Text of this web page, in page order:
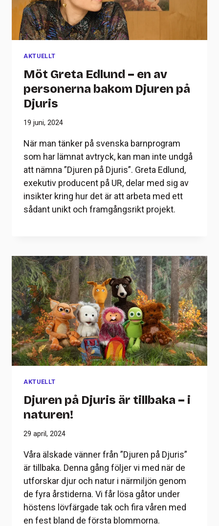
AKTUELLT
Möt Greta Edlund – en av
personerna bakom Djuren på
Djuris
19 juni, 2024
När man tänker på svenska barnprogram
som har lämnat avtryck, kan man inte undgå
att nämna ”Djuren på Djuris”. Greta Edlund,
exekutiv producent på UR, delar med sig av
insikter kring hur det är att arbeta med ett
sådant unikt och framgångsrikt projekt.
AKTUELLT
Djuren på Djuris är tillbaka – i
naturen!
29 april, 2024
Våra älskade vänner från ”Djuren på Djuris”
är tillbaka. Denna gång följer vi med när de
utforskar djur och natur i närmiljön genom
de fyra årstiderna. Vi får lösa gåtor under
höstens lövfärgade tak och fira våren med
en fest bland de första blommorna.